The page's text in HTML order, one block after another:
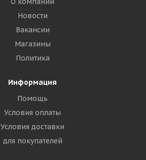
Новости
Вакансии
Магазины
Политика
Информация
Помощь
Условия оплаты
Условия доставки
для покупателей